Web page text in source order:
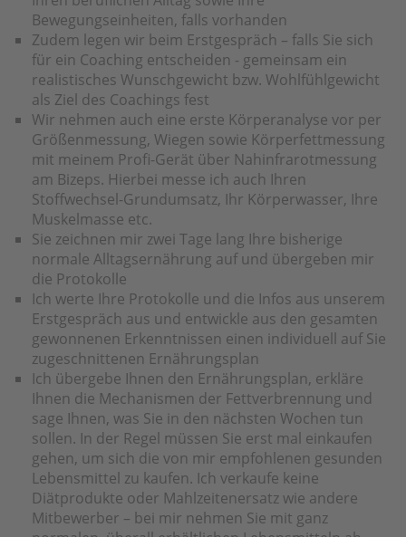
Bewegungseinheiten, falls vorhanden
Zudem legen wir beim Erstgespräch – falls Sie sich
für ein Coaching entscheiden - gemeinsam ein
realistisches Wunschgewicht bzw. Wohlfühlgewicht
als Ziel des Coachings fest
Wir nehmen auch eine erste Körperanalyse vor per
Größenmessung, Wiegen sowie Körperfettmessung
mit meinem Profi-Gerät über Nahinfrarotmessung
am Bizeps. Hierbei messe ich auch Ihren
Stoffwechsel-Grundumsatz, Ihr Körperwasser, Ihre
Muskelmasse etc.
Sie zeichnen mir zwei Tage lang Ihre bisherige
normale Alltagsernährung auf und übergeben mir
die Protokolle
Ich werte Ihre Protokolle und die Infos aus unserem
Erstgespräch aus und entwickle aus den gesamten
gewonnenen Erkenntnissen einen individuell auf Sie
zugeschnittenen Ernährungsplan
Ich übergebe Ihnen den Ernährungsplan, erkläre
Ihnen die Mechanismen der Fettverbrennung und
sage Ihnen, was Sie in den nächsten Wochen tun
sollen. In der Regel müssen Sie erst mal einkaufen
gehen, um sich die von mir empfohlenen gesunden
Lebensmittel zu kaufen. Ich verkaufe keine
Diätprodukte oder Mahlzeitenersatz wie andere
Mitbewerber – bei mir nehmen Sie mit ganz